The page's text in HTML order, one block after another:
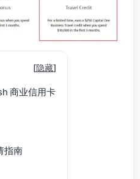
[隐藏]
商业信用卡
指南